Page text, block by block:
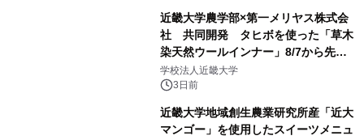
近畿大学農学部×第一メリヤス株式会
社 共同開発 タヒボを使った「草木
染天然ウールインナー」8/7から先行
販売
学校法人近畿大学
3日前
近畿大学地域創生農業研究所産「近大
マンゴー」を使用したスイーツメニュ